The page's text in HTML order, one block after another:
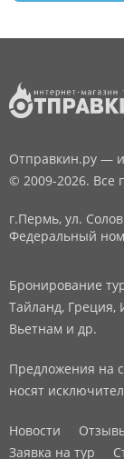
Отправкин.ру —
© 2009-2026.
г.Пермь, ул.
Федеральный
Бронирование
Тайланд,
Вьетнам и др.
Предложения на
носят
Новости
Заявка на тур